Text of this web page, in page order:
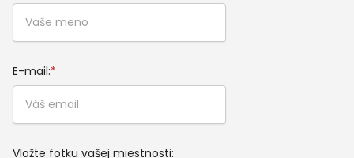
E-mail:*
Vložte fotku vašej miestnosti: